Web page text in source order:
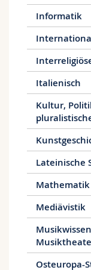
erarbeiten.
Berufsfelder
sind
an
Bereich
Informatik
Italienisch
Kultur,
Lateinische
Mathematik
Mediävistik
Osteuropa-